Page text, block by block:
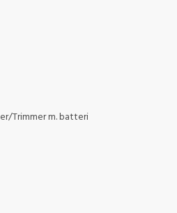
Trimmer m. batteri